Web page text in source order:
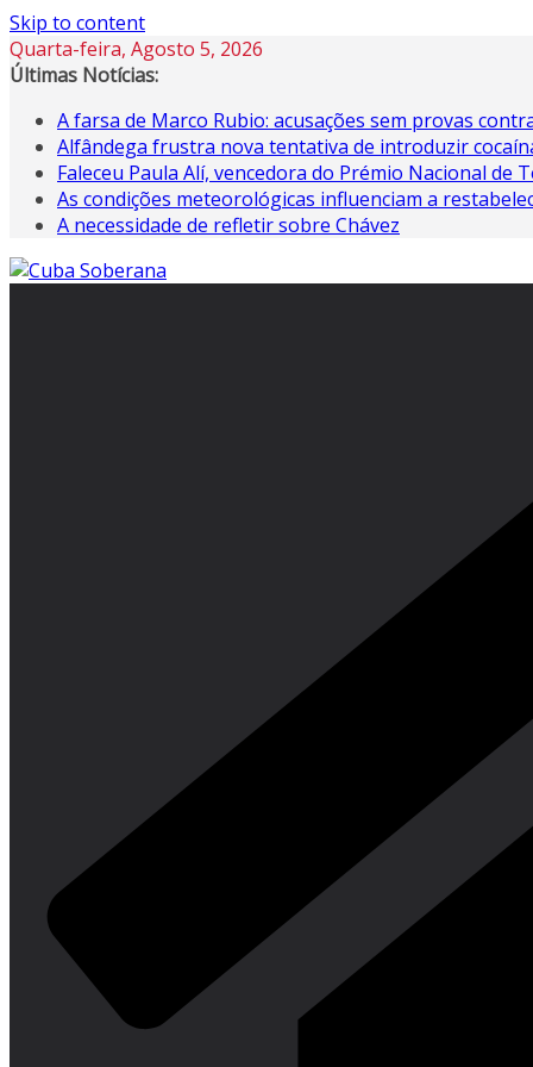
Skip to content
Quarta-feira, Agosto 5, 2026
Últimas Notícias:
A farsa de Marco Rubio: acusações sem provas
Alfândega frustra nova tentativa de introduzir
Faleceu Paula Alí, vencedora do Prémio Nacional de
As condições meteorológicas influenciam a
A necessidade de refletir sobre Chávez